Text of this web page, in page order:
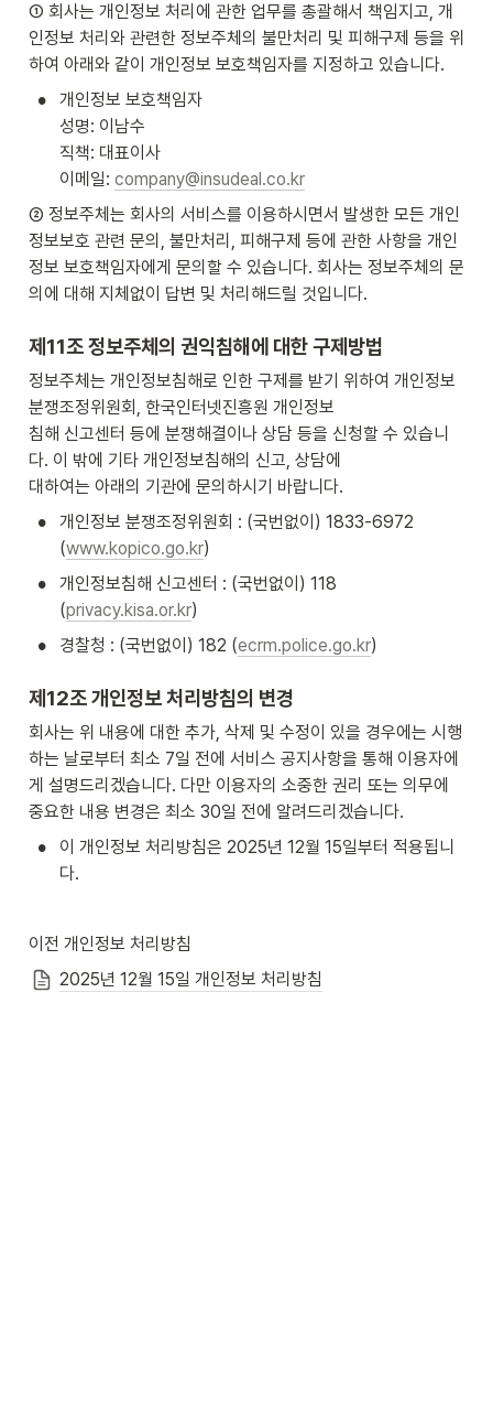
① 회사는 개인정보 처리에 관한 업무를 총괄해서 책임지고, 개
인정보 처리와 관련한 정보주체의 불만처리 및 피해구제 등을 위
하여 아래와 같이 개인정보 보호책임자를 지정하고 있습니다.
•
개인정보 보호책임자
성명: 이남수
직책: 대표이사
이메일: company@insudeal.co.kr
② 정보주체는 회사의 서비스를 이용하시면서 발생한 모든 개인
정보보호 관련 문의, 불만처리, 피해구제 등에 관한 사항을 개인
정보 보호책임자에게 문의할 수 있습니다. 회사는 정보주체의 문
의에 대해 지체없이 답변 및 처리해드릴 것입니다.
제11조 정보주체의 권익침해에 대한 구제방법
정보주체는 개인정보침해로 인한 구제를 받기 위하여 개인정보
분쟁조정위원회, 한국인터넷진흥원 개인정보
침해 신고센터 등에 분쟁해결이나 상담 등을 신청할 수 있습니
다. 이 밖에 기타 개인정보침해의 신고, 상담에
대하여는 아래의 기관에 문의하시기 바랍니다.
•
개인정보 분쟁조정위원회 : (국번없이) 1833-6972
(www.kopico.go.kr)
•
개인정보침해 신고센터 : (국번없이) 118
(privacy.kisa.or.kr)
• 경찰청 : (국번없이) 182 (ecrm.police.go.kr)
제12조 개인정보 처리방침의 변경
회사는 위 내용에 대한 추가, 삭제 및 수정이 있을 경우에는 시행
하는 날로부터 최소 7일 전에 서비스 공지사항을 통해 이용자에
게 설명드리겠습니다. 다만 이용자의 소중한 권리 또는 의무에
중요한 내용 변경은 최소 30일 전에 알려드리겠습니다.
•
이 개인정보 처리방침은 2025년 12월 15일부터 적용됩니
다.
이전 개인정보 처리방침
2025년 12월 15일 개인정보 처리방침